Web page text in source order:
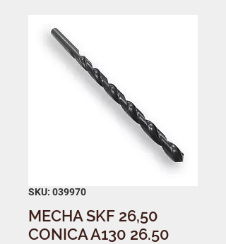
SKU: 039970
MECHA SKF 26,50
CONICA A130 26.50